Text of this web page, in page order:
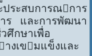
สบการณการ
ร และการพัฒนา
ศึกษาเพื่อ
างเขมแข็งและ